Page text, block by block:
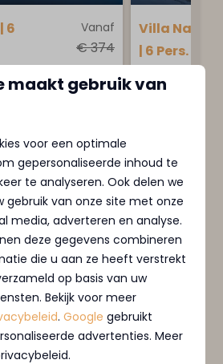
Vanaf
€ 374
€ 355
6
1
bedstee voor
aan het
en veel
Bekijken
Villa
| 6 Pers.
MarinaPark
Sommige
Extra
Drie
maakt gebruik van
voor een optimale
gepersonaliseerde inhoud te
te analyseren. Ook delen we
gebruik van onze site met onze
media, adverteren en analyse.
deze gegevens combineren
die u aan ze heeft verstrekt
op basis van uw
Bekijk voor meer
.Google gebruikt
advertenties. Meer